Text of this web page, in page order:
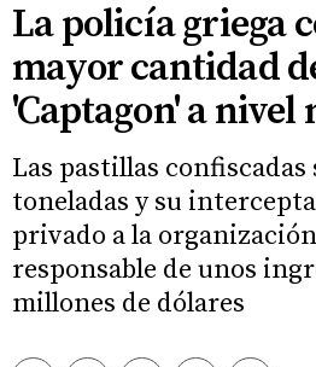
La policía griega
mayor cantidad
'Captagon' a
Las pastillas
toneladas y su
privado a la
responsable de unos
millones de dólares